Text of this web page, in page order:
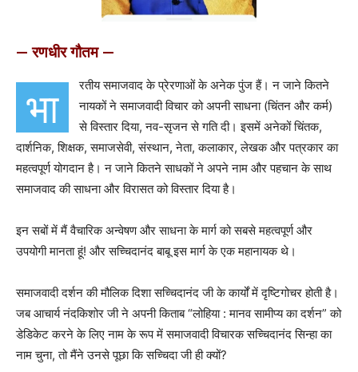
— रणधीर गौतम —
भा
रतीय समाजवाद के प्रेरणाओं के अनेक पुंज हैं। न जाने कितने
नायकों ने समाजवादी विचार को अपनी साधना (चिंतन और कर्म)
से विस्तार दिया, नव-सृजन से गति दी। इसमें अनेकों चिंतक,
दार्शनिक, शिक्षक, समाजसेवी, संस्थान, नेता, कलाकार, लेखक और पत्रकार का
महत्वपूर्ण योगदान है। न जाने कितने साधकों ने अपने नाम और पहचान के साथ
समाजवाद की साधना और विरासत को विस्तार दिया है।
इन सबों में मैं वैचारिक अन्वेषण और साधना के मार्ग को सबसे महत्वपूर्ण और
उपयोगी मानता हूं! और सच्चिदानंद बाबू इस मार्ग के एक महानायक थे।
समाजवादी दर्शन की मौलिक दिशा सच्चिदानंद जी के कार्यों में दृष्टिगोचर होती है।
जब आचार्य नंदकिशोर जी ने अपनी किताब “लोहिया : मानव सामीप्य का दर्शन” को
डेडिकेट करने के लिए नाम के रूप में समाजवादी विचारक सच्चिदानंद सिन्हा का
नाम चुना, तो मैंने उनसे पूछा कि सच्चिदा जी ही क्यों?